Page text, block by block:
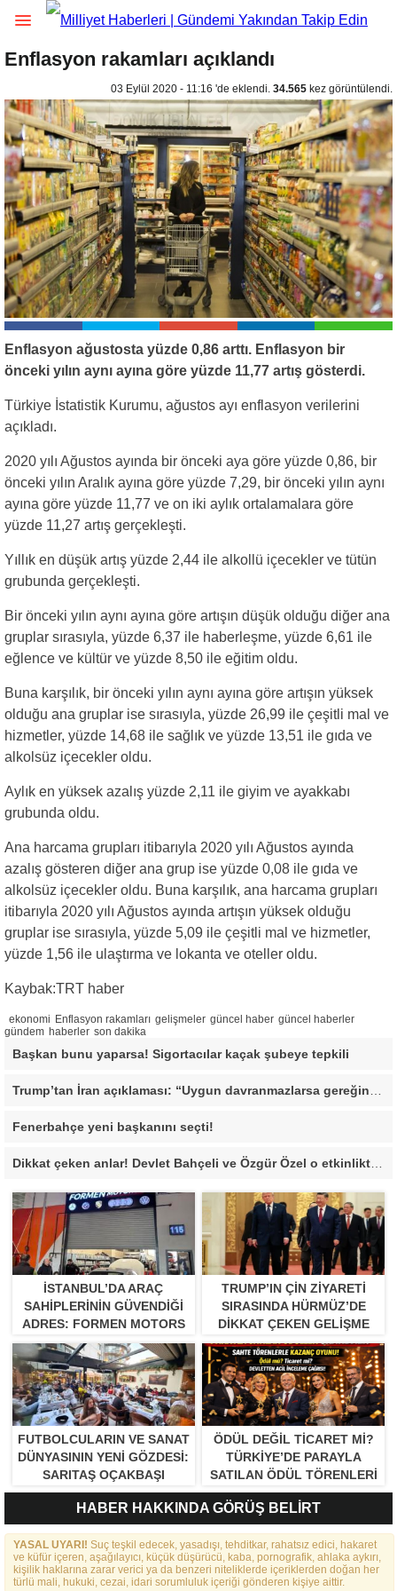
Enflasyon rakamları açıklandı
03 Eylül 2020 - 11:16 'de eklendi. 34.565 kez görüntülendi.
Enflasyon ağustosta yüzde 0,86 arttı. Enflasyon bir
önceki yılın aynı ayına göre yüzde 11,77 artış gösterdi.
Türkiye İstatistik Kurumu, ağustos ayı enflasyon verilerini
açıkladı.
2020 yılı Ağustos ayında bir önceki aya göre yüzde 0,86, bir
önceki yılın Aralık ayına göre yüzde 7,29, bir önceki yılın aynı
ayına göre yüzde 11,77 ve on iki aylık ortalamalara göre
yüzde 11,27 artış gerçekleşti.
Yıllık en düşük artış yüzde 2,44 ile alkollü içecekler ve tütün
grubunda gerçekleşti.
Bir önceki yılın aynı ayına göre artışın düşük olduğu diğer ana
gruplar sırasıyla, yüzde 6,37 ile haberleşme, yüzde 6,61 ile
eğlence ve kültür ve yüzde 8,50 ile eğitim oldu.
Buna karşılık, bir önceki yılın aynı ayına göre artışın yüksek
olduğu ana gruplar ise sırasıyla, yüzde 26,99 ile çeşitli mal ve
hizmetler, yüzde 14,68 ile sağlık ve yüzde 13,51 ile gıda ve
alkolsüz içecekler oldu.
Aylık en yüksek azalış yüzde 2,11 ile giyim ve ayakkabı
grubunda oldu.
Ana harcama grupları itibarıyla 2020 yılı Ağustos ayında
azalış gösteren diğer ana grup ise yüzde 0,08 ile gıda ve
alkolsüz içecekler oldu. Buna karşılık, ana harcama grupları
itibarıyla 2020 yılı Ağustos ayında artışın yüksek olduğu
gruplar ise sırasıyla, yüzde 5,09 ile çeşitli mal ve hizmetler,
yüzde 1,56 ile ulaştırma ve lokanta ve oteller oldu.
Kaybak:TRT haber
ekonomi Enflasyon rakamları gelişmeler güncel haber güncel haberler
gündem haberler son dakika
Başkan bunu yaparsa! Sigortacılar kaçak şubeye tepkili
Trump’tan İran açıklaması: “Uygun davranmazlarsa gereğini yaparım”
Fenerbahçe yeni başkanını seçti!
Dikkat çeken anlar! Devlet Bahçeli ve Özgür Özel o etkinlikte bir araya geldiler
İSTANBUL’DA ARAÇ
SAHIPLERININ GÜVENDIĞI
ADRES: FORMEN MOTORS
TRUMP’IN ÇIN ZIYARETI
SIRASINDA HÜRMÜZ’DE
DIKKAT ÇEKEN GELIŞME
FUTBOLCULARIN VE SANAT
DÜNYASININ YENI GÖZDESI:
SARITAŞ OÇAKBAŞI
ÖDÜL DEĞIL TICARET MI?
TÜRKIYE’DE PARAYLA
SATILAN ÖDÜL TÖRENLERI
TARTIŞMA YARATTI”
HABER HAKKINDA GÖRÜŞ BELİRT
YASAL UYARI! Suç teşkil edecek, yasadışı, tehditkar, rahatsız edici, hakaret
ve küfür içeren, aşağılayıcı, küçük düşürücü, kaba, pornografik, ahlaka aykırı,
kişilik haklarına zarar verici ya da benzeri niteliklerde içeriklerden doğan her
türlü mali, hukuki, cezai, idari sorumluluk içeriği gönderen kişiye aittir.